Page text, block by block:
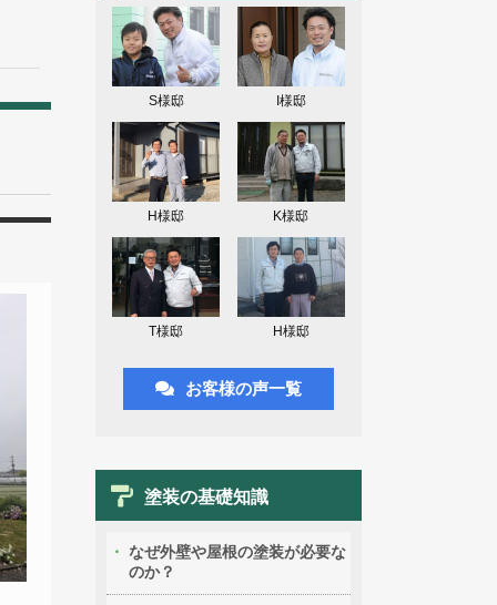
S様邸 I様邸
H様邸 K様邸
T様邸 H様邸
お客様の声一覧
塗装の基礎知識
なぜ外壁や屋根の塗装が必要な
のか？